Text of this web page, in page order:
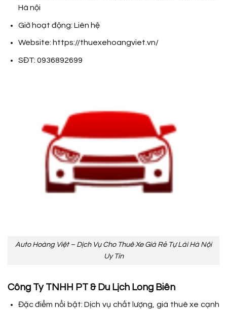
Hà nội
Giờ hoạt động: Liên hệ
Website: https://thuexehoangviet.vn/
SĐT: 0936892699
Auto Hoàng Việt – Dịch Vụ Cho Thuê Xe Giá Rẻ Tự Lái Hà Nội
Uy Tín
Công Ty TNHH PT & Du Lịch Long Biên
Đặc điểm nổi bật: Dịch vụ chất lượng, giá thuê xe cạnh